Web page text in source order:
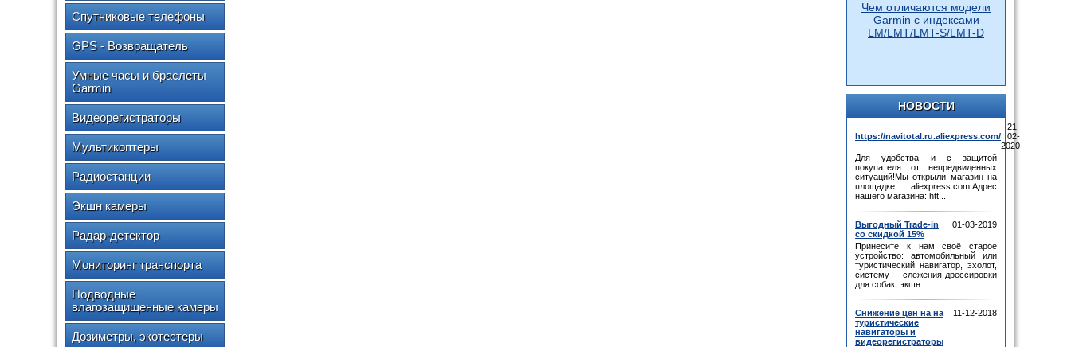
Спутниковые телефоны
GPS - Возвращатель
Умные часы и браслеты
Garmin
Видеорегистраторы
Мультикоптеры
Радиостанции
Экшн камеры
Радар-детектор
Мониторинг транспорта
Подводные
влагозащищенные камеры
Дозиметры, экотестеры
Чем отличаются модели
Garmin с индексами
LM/LMT/LMT-S/LMT-D
НОВОСТИ
https://navitotal.ru.aliexpress.com/
21-
02-
2020
Для удобства и с защитой
покупателя от непредвиденных
ситуаций!Мы открыли магазин на
площадке aliexpress.com.Адрес
нашего магазина: htt...
Выгодный Trade-in
со скидкой 15%
01-03-2019
Принесите к нам своё старое
устройство: автомобильный или
туристический навигатор, эхолот,
систему слежения-дрессировки
для собак, экшн...
Снижение цен на на
туристические
навигаторы и
видеорегистраторы
11-12-2018